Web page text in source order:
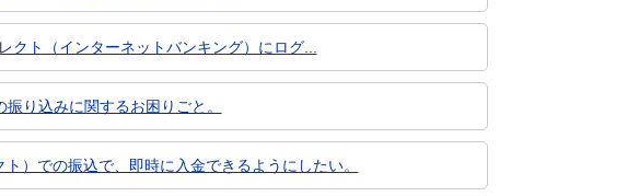
クト（インターネットバンキング）にログ...
り込みに関するお困りごと。
）での振込で、即時に入金できるようにしたい。